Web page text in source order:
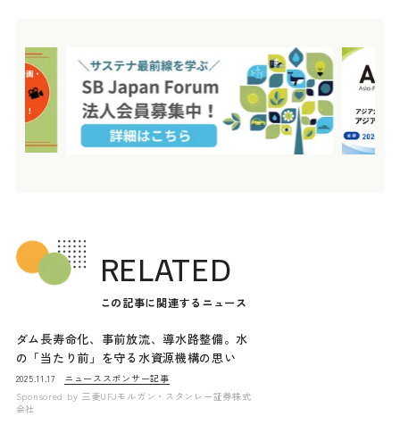
RELATED
この記事に関連するニュース
ダム長寿命化、事前放流、導水路整備。水
の「当たり前」を守る水資源機構の思い
2025.11.17 ニュース スポンサー記事
Sponsored by 三菱UFJモルガン・スタンレー証券株式
会社